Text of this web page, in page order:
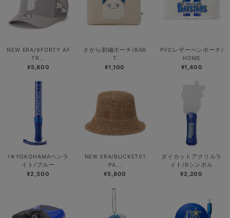
NEW ERA/9FORTY AF
TR...
¥5,800
さがら刺繍ポーチ/BAR
T
¥1,100
PVCレザーペンポーチ/
HOME
¥1,400
I☆YOKOHAMAペンラ
イト/ブルー
¥2,500
NEW ERA/BUCKET01
PA...
¥5,800
ダイカットアクリルラ
イト/Bシンボル
¥2,200